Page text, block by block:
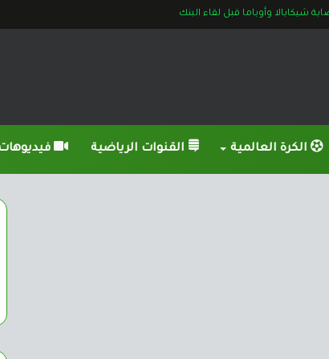
شيكابالا وأوباما قبل لقاء البنك
الكرة العالمية القنوات الرياضية